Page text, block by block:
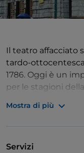
Il teatro affacciato
tardo-
1786. Oggi è un
per le stagioni
Alta – anche un
Mostra di più
Servizi